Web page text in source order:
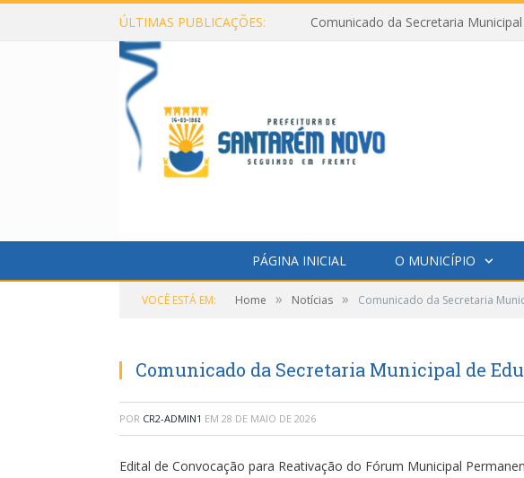
ÚLTIMAS PUBLICAÇÕES: Comunicado da Secretaria
PÁGINA INICIAL O MUNICÍPIO
VOCÊ ESTÁ EM: Home » Notícias » Comunicado da Secretaria
Comunicado da Secretaria Municipal de
POR CR2-ADMIN1 EM 28 DE MAIO DE 2026
Edital de Convocação para Reativação do Fórum Municipal